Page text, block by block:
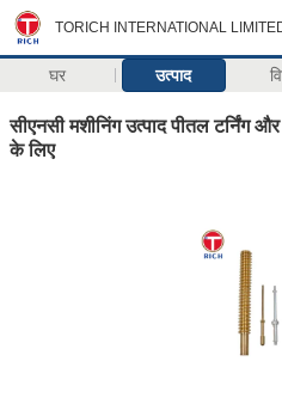
TORICH INTERNATIONAL
घर उत्पाद
सीएनसी मशीनिंग उत्पाद पीतल टर्निंग
के लिए